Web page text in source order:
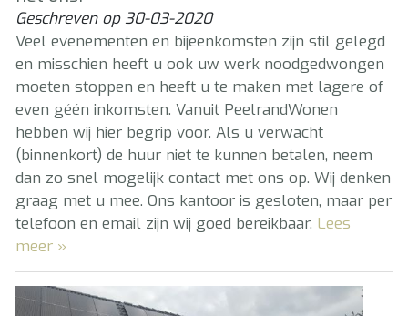
Geschreven op30-03-2020
Veel evenementen en bijeenkomsten zijn stil gelegd
en misschien heeft u ook uw werk noodgedwongen
moeten stoppen en heeft u te maken met lagere of
even géén inkomsten. Vanuit PeelrandWonen
hebben wij hier begrip voor. Als u verwacht
(binnenkort) de huur niet te kunnen betalen, neem
dan zo snel mogelijk contact met ons op. Wij denken
graag met u mee. Ons kantoor is gesloten, maar per
telefoon en email zijn wij goed bereikbaar. Lees
meer »